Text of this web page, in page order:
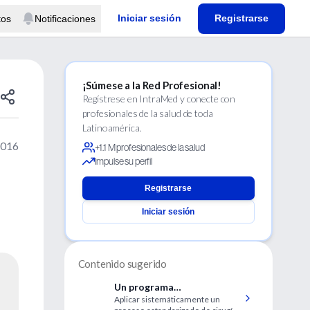
Notificaciones Iniciar sesión Registrarse
¡Súmese a la Red Profesional!
Regístrese en IntraMed y conecte con
profesionales de la salud de toda
Latinoamérica.
+1.1 M profesionales de la salud
Impulse su perfil
Registrarse
Iniciar sesión
Contenido sugerido
Un programa
estandarizado de cirugía
Aplicar sistemáticamente un